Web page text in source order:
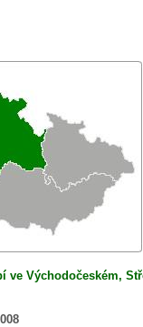
ve Východočeském,